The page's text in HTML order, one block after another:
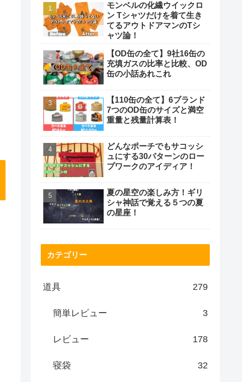
モンベルの化繊ウイックロ
ン Tシャツだけを着て生き
てるアウトドアマンのTシ
ャツ論！
【OD缶の全て】9社16缶の
充填ガスの比率と比較、OD
缶の小話あれこれ
【110缶の全て】6ブランド
7つのOD缶のサイズと満空
重量と残量計算表！
どんなポーチでもサコッシ
ュにする30パターンのロー
プワークのアイディア！
夏の星空の楽しみ方！ギリ
シャ神話で覚える５つの夏
の星座！
カテゴリー
道具 279
簡単レビュー 3
レビュー 178
寝袋 32